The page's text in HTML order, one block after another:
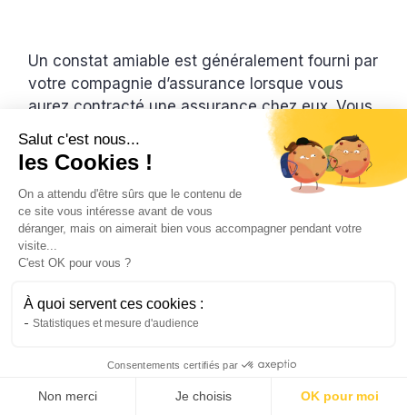
Un constat amiable est généralement fourni par
votre compagnie d’assurance lorsque vous
aurez contracté une assurance chez eux. Vous
bénéficiez donc d’un exemplaire de constat
amiable.
Afin d’anticiper tout accident, il est essentiel de
se munir de plusieurs exemplaires de constat
amiable car il se peut que plusieurs véhicules
soient impliqués dans l’accident.
A défaut de constat amiable, il vous est
possible d’utiliser une feuille blanche avec la
Salut c'est nous...
les Cookies !
On a attendu d'être sûrs que le contenu de
ce site vous intéresse avant de vous
déranger, mais on aimerait bien vous accompagner pendant votre
visite...
C'est OK pour vous ?
À quoi servent ces cookies :
Statistiques et mesure d'audience
Consentements certifiés par
Non merci Je choisis OK pour moi